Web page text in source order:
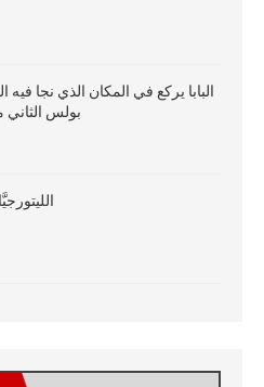
البابا يركع في المكان الذي نجا فيه
بولس الثاني